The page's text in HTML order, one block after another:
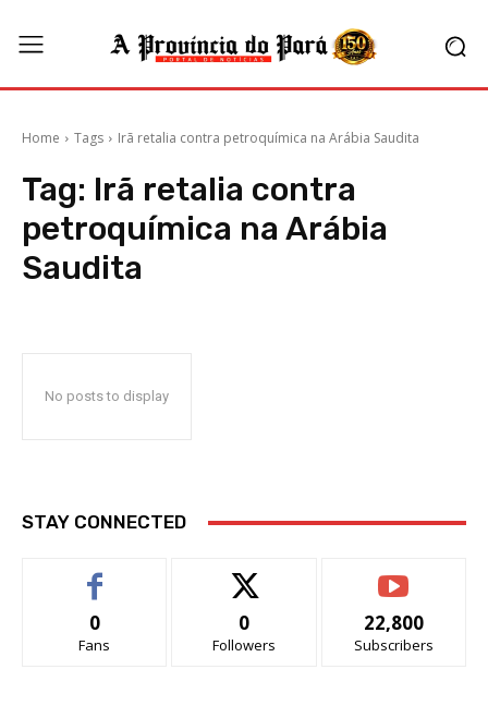
Home Tags Irã retalia contra petroquímica na Arábia Saudita
Tag: Irã retalia contra
petroquímica na Arábia
Saudita
No posts to display
STAY CONNECTED
0
Fans
0
Followers
22,800
Subscribers